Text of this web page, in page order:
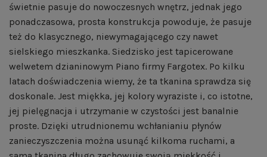
świetnie pasuje do nowoczesnych wnętrz, jednak jego
ponadczasowa, prosta konstrukcja powoduje, że pasuje
też do klasycznego, niewymagającego czy nawet
sielskiego mieszkanka. Siedzisko jest tapicerowane
welwetem dzianinowym Piano firmy Fargotex. Po kilku
latach doświadczenia wiemy, że ta tkanina sprawdza się
doskonale. Jest miękka, jej kolory wyraziste i, co istotne,
jej pielęgnacja i utrzymanie w czystości jest banalnie
proste. Dzięki utrudnionemu wchłanianiu płynów
zanieczyszczenia można usunąć kilkoma ruchami, a